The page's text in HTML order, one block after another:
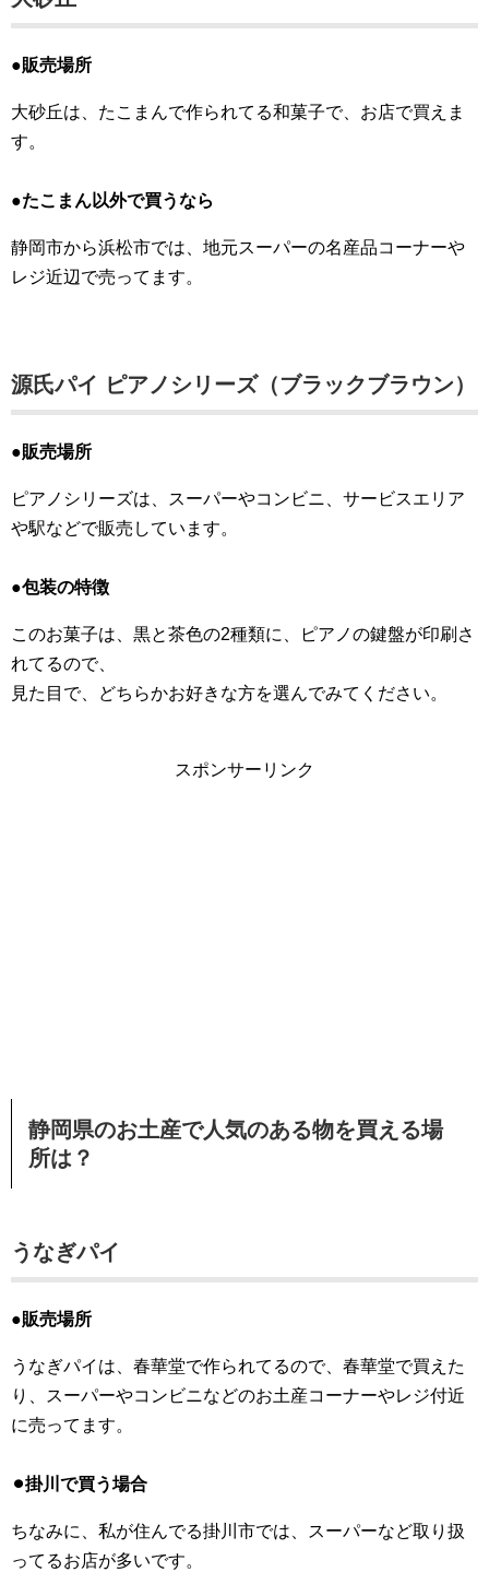
●販売場所
大砂丘は、たこまんで作られてる和菓子で、お店で買えま
す。
●たこまん以外で買うなら
静岡市から浜松市では、地元スーパーの名産品コーナーや
レジ近辺で売ってます。
源氏パイ ピアノシリーズ（ブラックブラウン）
●販売場所
ピアノシリーズは、スーパーやコンビニ、サービスエリア
や駅などで販売しています。
●包装の特徴
このお菓子は、黒と茶色の2種類に、ピアノの鍵盤が印刷さ
れてるので、
見た目で、どちらかお好きな方を選んでみてください。
スポンサーリンク
静岡県のお土産で人気のある物を買える場
所は？
うなぎパイ
●販売場所
うなぎパイは、春華堂で作られてるので、春華堂で買えた
り、スーパーやコンビニなどのお土産コーナーやレジ付近
に売ってます。
⚫︎掛川で買う場合
ちなみに、私が住んでる掛川市では、スーパーなど取り扱
ってるお店が多いです。